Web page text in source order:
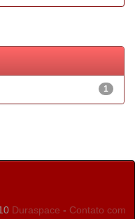
1
Duraspace - Contato com